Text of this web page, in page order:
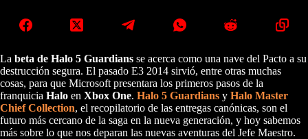
La beta de Halo 5 Guardians se acerca como una nave del Pacto a su
destrucción segura. El pasado E3 2014 sirvió, entre otras muchas
cosas, para que Microsoft presentara los primeros pasos de la
franquicia Halo en Xbox One. Halo 5 Guardians y Halo Master
Chief Collection, el recopilatorio de las entregas canónicas, son el
futuro más cercano de la saga en la nueva generación, y hoy sabemos
más sobre lo que nos deparan las nuevas aventuras del Jefe Maestro.